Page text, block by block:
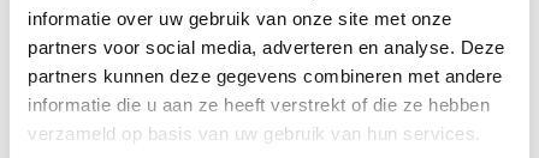
informatie over uw gebruik van onze site met onze
partners voor social media, adverteren en analyse. Deze
partners kunnen deze gegevens combineren met andere
informatie die u aan ze heeft verstrekt of die ze hebben
verzameld op basis van uw gebruik van hun services.
Op verlanglijstje
Specificaties
Merk Sit-On